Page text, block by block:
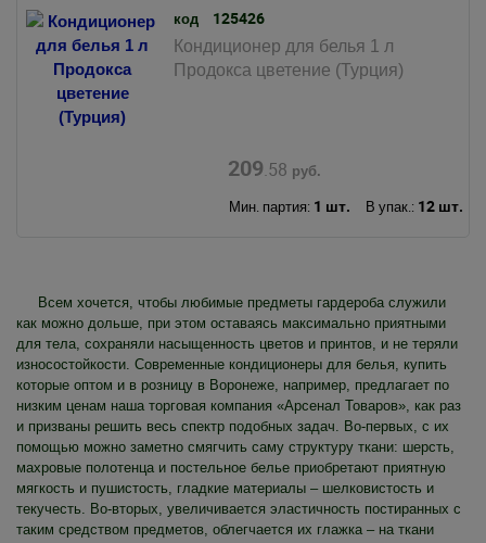
код 125426
Кондиционер для белья 1 л
Продокса цветение (Турция)
209.58 руб.
Мин. партия: 1 шт. В упак.: 12 шт.
Всем хочется, чтобы любимые предметы гардероба служили
как можно дольше, при этом оставаясь максимально приятными
для тела, сохраняли насыщенность цветов и принтов, и не теряли
износостойкости. Современные кондиционеры для белья, купить
которые оптом и в розницу в Воронеже, например, предлагает по
низким ценам наша торговая компания «Арсенал Товаров», как раз
и призваны решить весь спектр подобных задач. Во-первых, с их
помощью можно заметно смягчить саму структуру ткани: шерсть,
махровые полотенца и постельное белье приобретают приятную
мягкость и пушистость, гладкие материалы – шелковистость и
текучесть. Во-вторых, увеличивается эластичность постиранных с
таким средством предметов, облегчается их глажка – на ткани